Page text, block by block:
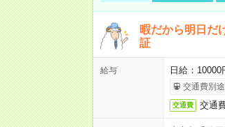
暇だから明日だ
証
給与 日給：
交通費別
交通費 交通